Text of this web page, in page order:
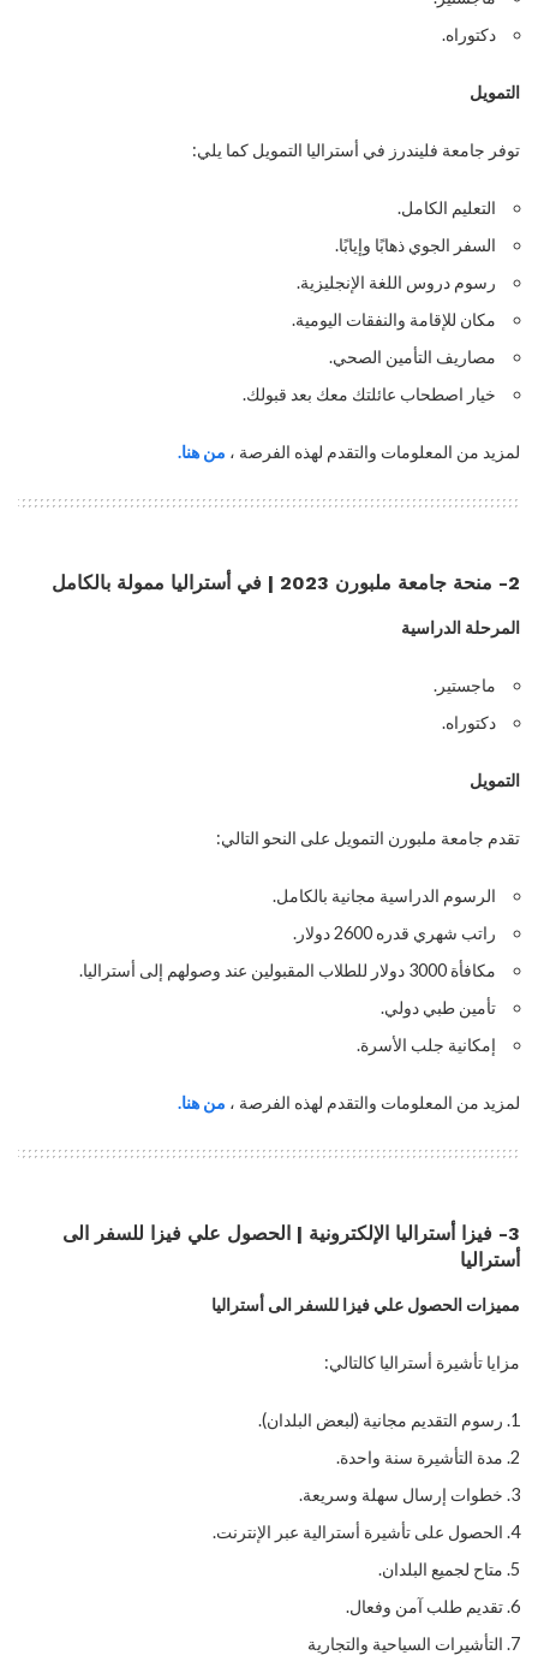
دكتوراه.
التمويل
توفر جامعة فليندرز في أستراليا التمويل كما يلي:
التعليم الكامل.
السفر الجوي ذهابًا وإيابًا.
رسوم دروس اللغة الإنجليزية.
مكان للإقامة والنفقات اليومية.
مصاريف التأمين الصحي.
خيار اصطحاب عائلتك معك بعد قبولك.
لمزيد من المعلومات والتقدم لهذه الفرصة ، من هنا.
2- منحة جامعة ملبورن 2023 | في أستراليا ممولة بالكامل
المرحلة الدراسية
ماجستير.
دكتوراه.
التمويل
تقدم جامعة ملبورن التمويل على النحو التالي:
الرسوم الدراسية مجانية بالكامل.
راتب شهري قدره 2600 دولار.
مكافأة 3000 دولار للطلاب المقبولين عند وصولهم إلى أستراليا.
تأمين طبي دولي.
إمكانية جلب الأسرة.
لمزيد من المعلومات والتقدم لهذه الفرصة ، من هنا.
3- فيزا أستراليا الإلكترونية | الحصول علي فيزا للسفر الى
أستراليا
مميزات الحصول علي فيزا للسفر الى أستراليا
مزايا تأشيرة أستراليا كالتالي:
رسوم التقديم مجانية (لبعض البلدان).
مدة التأشيرة سنة واحدة.
خطوات إرسال سهلة وسريعة.
الحصول على تأشيرة أسترالية عبر الإنترنت.
متاح لجميع البلدان.
تقديم طلب آمن وفعال.
التأشيرات السياحية والتجارية